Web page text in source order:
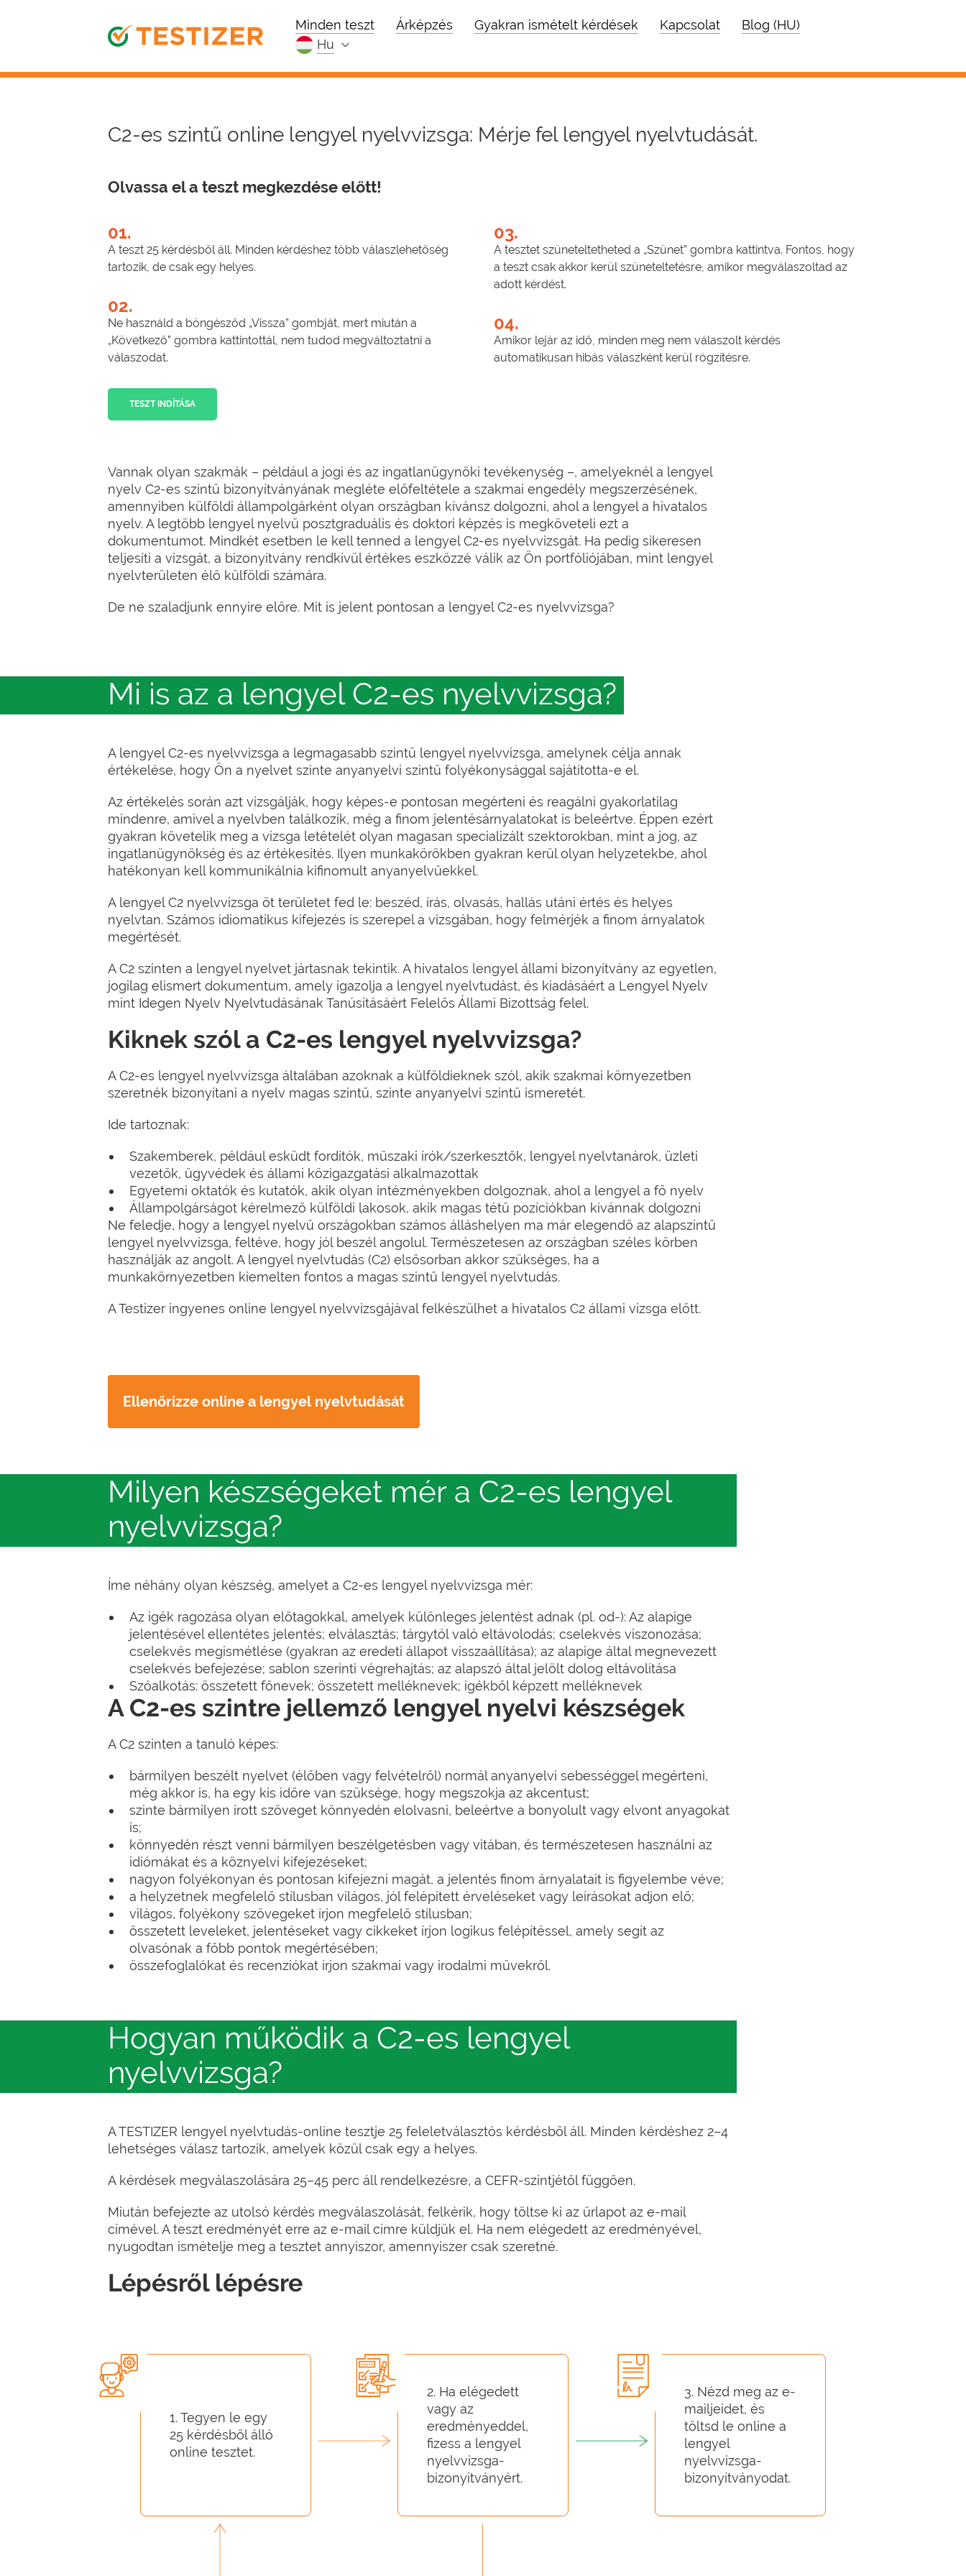
Minden teszt Árképzés Gyakran ismételt kérdések Kapcsolat
Blog (HU)
hu
C2-es szintű online lengyel nyelvvizsga: Mérje fel lengyel nyelvtudását.
Olvassa el a teszt megkezdése előtt!
01.
A teszt 25 kérdésből áll. Minden kérdéshez több válaszlehetőség
tartozik, de csak egy helyes.
02.
Ne használd a böngésződ „Vissza” gombját, mert miután a
„Következő” gombra kattintottál, nem tudod megváltoztatni a
válaszodat.
03.
A tesztet szüneteltetheted a „Szünet” gombra kattintva. Fontos, hogy
a teszt csak akkor kerül szüneteltetésre, amikor megválaszoltad az
adott kérdést.
04.
Amikor lejár az idő, minden meg nem válaszolt kérdés
automatikusan hibás válaszként kerül rögzítésre.
TESZT INDÍTÁSA
Vannak olyan szakmák – például a jogi és az ingatlanügynöki tevékenység –, amelyeknél a lengyel
nyelv C2-es szintű bizonyítványának megléte előfeltétele a szakmai engedély megszerzésének,
amennyiben külföldi állampolgárként olyan országban kívánsz dolgozni, ahol a lengyel a hivatalos
nyelv. A legtöbb lengyel nyelvű posztgraduális és doktori képzés is megköveteli ezt a
dokumentumot. Mindkét esetben le kell tenned a lengyel C2-es nyelvvizsgát. Ha pedig sikeresen
teljesíti a vizsgát, a bizonyítvány rendkívül értékes eszközzé válik az Ön portfóliójában, mint lengyel
nyelvterületen élő külföldi számára.
De ne szaladjunk ennyire előre. Mit is jelent pontosan a lengyel C2-es nyelvvizsga?
Mi is az a lengyel C2-es nyelvvizsga?
A lengyel C2-es nyelvvizsga a legmagasabb szintű lengyel nyelvvizsga, amelynek célja annak
értékelése, hogy Ön a nyelvet szinte anyanyelvi szintű folyékonysággal sajátította-e el.
Az értékelés során azt vizsgálják, hogy képes-e pontosan megérteni és reagálni gyakorlatilag
mindenre, amivel a nyelvben találkozik, még a finom jelentésárnyalatokat is beleértve. Éppen ezért
gyakran követelik meg a vizsga letételét olyan magasan specializált szektorokban, mint a jog, az
ingatlanügynökség és az értékesítés. Ilyen munkakörökben gyakran kerül olyan helyzetekbe, ahol
hatékonyan kell kommunikálnia kifinomult anyanyelvűekkel.
A lengyel C2 nyelvvizsga öt területet fed le: beszéd, írás, olvasás, hallás utáni értés és helyes
nyelvtan. Számos idiomatikus kifejezés is szerepel a vizsgában, hogy felmérjék a finom árnyalatok
megértését.
A C2 szinten a lengyel nyelvet jártasnak tekintik. A hivatalos lengyel állami bizonyítvány az egyetlen,
jogilag elismert dokumentum, amely igazolja a lengyel nyelvtudást, és kiadásáért a Lengyel Nyelv
mint Idegen Nyelv Nyelvtudásának Tanúsításáért Felelős Állami Bizottság felel.
Kiknek szól a C2-es lengyel nyelvvizsga?
A C2-es lengyel nyelvvizsga általában azoknak a külföldieknek szól, akik szakmai környezetben
szeretnék bizonyítani a nyelv magas szintű, szinte anyanyelvi szintű ismeretét.
Ide tartoznak:
Szakemberek, például esküdt fordítók, műszaki írók/szerkesztők, lengyel nyelvtanárok, üzleti
vezetők, ügyvédek és állami közigazgatási alkalmazottak
Egyetemi oktatók és kutatók, akik olyan intézményekben dolgoznak, ahol a lengyel a fő nyelv
Állampolgárságot kérelmező külföldi lakosok, akik magas tétű pozíciókban kívánnak dolgozni
Ne feledje, hogy a lengyel nyelvű országokban számos álláshelyen ma már elegendő az alapszintű
lengyel nyelvvizsga, feltéve, hogy jól beszél angolul. Természetesen az országban széles körben
használják az angolt. A lengyel nyelvtudás (C2) elsősorban akkor szükséges, ha a
munkakörnyezetben kiemelten fontos a magas szintű lengyel nyelvtudás.
A Testizer ingyenes online lengyel nyelvvizsgájával felkészülhet a hivatalos C2 állami vizsga előtt.
Ellenőrizze online a lengyel nyelvtudását
Milyen készségeket mér a C2-es lengyel
nyelvvizsga?
Íme néhány olyan készség, amelyet a C2-es lengyel nyelvvizsga mér:
Az igék ragozása olyan előtagokkal, amelyek különleges jelentést adnak (pl. od-): Az alapige
jelentésével ellentétes jelentés; elválasztás; tárgytól való eltávolodás; cselekvés viszonozása;
cselekvés megismétlése (gyakran az eredeti állapot visszaállítása); az alapige által megnevezett
cselekvés befejezése; sablon szerinti végrehajtás; az alapszó által jelölt dolog eltávolítása
Szóalkotás: összetett főnevek; összetett melléknevek; igékből képzett melléknevek
A C2-es szintre jellemző lengyel nyelvi készségek
A C2 szinten a tanuló képes:
bármilyen beszélt nyelvet (élőben vagy felvételről) normál anyanyelvi sebességgel megérteni,
még akkor is, ha egy kis időre van szüksége, hogy megszokja az akcentust;
szinte bármilyen írott szöveget könnyedén elolvasni, beleértve a bonyolult vagy elvont anyagokat
is;
könnyedén részt venni bármilyen beszélgetésben vagy vitában, és természetesen használni az
idiómákat és a köznyelvi kifejezéseket;
nagyon folyékonyan és pontosan kifejezni magát, a jelentés finom árnyalatait is figyelembe véve;
a helyzetnek megfelelő stílusban világos, jól felépített érveléseket vagy leírásokat adjon elő;
világos, folyékony szövegeket írjon megfelelő stílusban;
összetett leveleket, jelentéseket vagy cikkeket írjon logikus felépítéssel, amely segít az
olvasónak a főbb pontok megértésében;
összefoglalókat és recenziókat írjon szakmai vagy irodalmi művekről.
Hogyan működik a C2-es lengyel
nyelvvizsga?
A TESTIZER lengyel nyelvtudás-online tesztje 25 feleletválasztós kérdésből áll. Minden kérdéshez 2–4
lehetséges válasz tartozik, amelyek közül csak egy a helyes.
A kérdések megválaszolására 25–45 perc áll rendelkezésre, a CEFR-szintjétől függően.
Miután befejezte az utolsó kérdés megválaszolását, felkérik, hogy töltse ki az űrlapot az e-mail
címével. A teszt eredményét erre az e-mail címre küldjük el. Ha nem elégedett az eredményével,
nyugodtan ismételje meg a tesztet annyiszor, amennyiszer csak szeretné.
Lépésről lépésre
1. Tegyen le egy
25 kérdésből álló
online tesztet.
2. Ha elégedett
vagy az
eredményeddel,
fizess a lengyel
nyelvvizsga-
bizonyítványért.
3. Nézd meg az e-
mailjeidet, és
töltsd le online a
lengyel
nyelvvizsga-
bizonyítványodat.